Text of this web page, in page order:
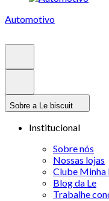
Automotivo
Sobre a Le biscuit
Institucional
Sobre nós
Nossas lojas
Clube Minha
Blog da Le
Trabalhe